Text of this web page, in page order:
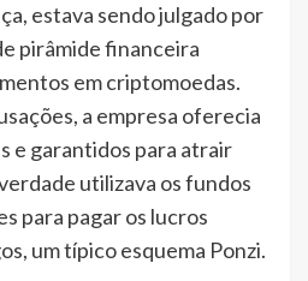
estava sendo julgado por
pirâmide financeira
em criptomoedas.
a empresa oferecia
e garantidos para atrair
utilizava os fundos
para pagar os lucros
um típico esquema Ponzi.